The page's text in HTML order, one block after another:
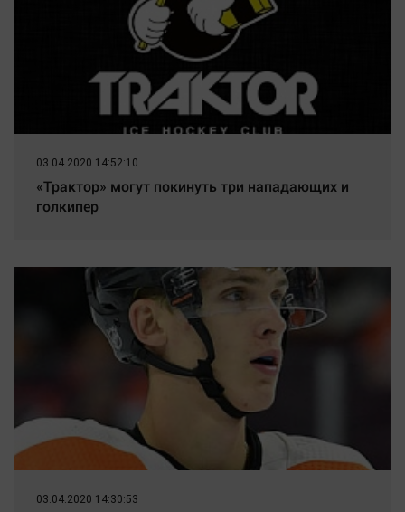
03.04.2020 14:52:10
«Трактор» могут покинуть три нападающих и
голкипер
03.04.2020 14:30:53